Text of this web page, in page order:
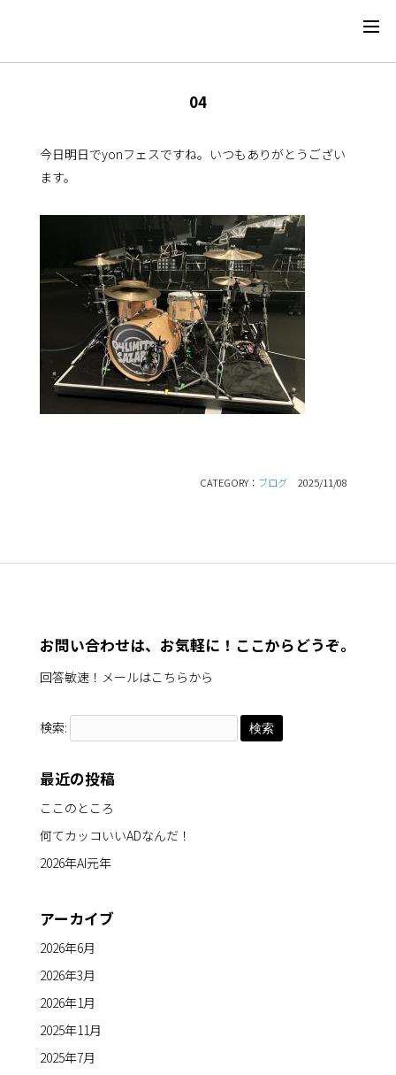
04
今日明日でyonフェスですね。いつもありがとうござい
ます。
CATEGORY： ブログ 2025/11/08
お問い合わせは、お気軽に！ここからどうぞ。
回答敏速！メールはこちらから
検索:
最近の投稿
ここのところ
何てカッコいいADなんだ！
2026年AI元年
アーカイブ
2026年6月
2026年3月
2026年1月
2025年11月
2025年7月